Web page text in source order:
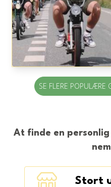
SE FLERE POPULÆRE
At finde en
Stort